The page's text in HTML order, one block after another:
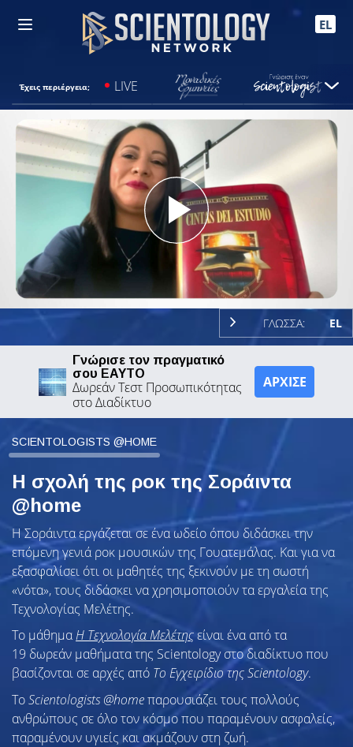
EL
Έχεις περιέργεια; LIVE
Play
Video
ΓΛΩΣΣΑ: EL
Γνώρισε τον πραγματικό
σου ΕΑΥΤΟ
Δωρεάν Τεστ Προσωπικότητας
στο Διαδίκτυο
ΑΡΧΙΣΕ
SCIENTOLOGISTS @HOME
Η σχολή της ροκ της Σοράιντα
@home
Η Σοράιντα εργάζεται σε ένα ωδείο όπου διδάσκει την
επόμενη γενιά ροκ μουσικών της Γουατεμάλας. Και για να
εξασφαλίσει ότι οι μαθητές της ξεκινούν με τη σωστή
«νότα», τους διδάσκει να χρησιμοποιούν τα εργαλεία της
Τεχνολογίας Μελέτης.
Το μάθημαΗ Τεχνολογία Μελέτηςείναι ένα από τα
19 δωρεάν μαθήματα της Scientology στο διαδίκτυο που
βασίζονται σε αρχές από Το Εγχειρίδιο της Scientology.
ToScientologists @homeπαρουσιάζει τους πολλούς
ανθρώπους σε όλο τον κόσμο που παραμένουν ασφαλείς,
παραμένουν υγιείς και ακμάζουν στη ζωή.